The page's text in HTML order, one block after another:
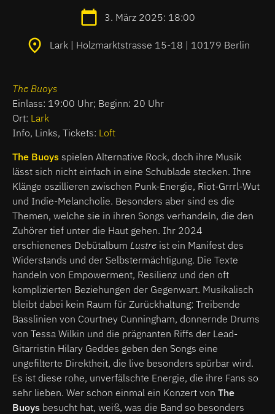
3. März 2025: 18:00
Lark | Holzmarktstrasse 15-18 | 10179 Berlin
The Buoys
Einlass: 19:00 Uhr; Beginn: 20 Uhr
Ort: Lark
Info, Links, Tickets: Loft
The Buoys spielen Alternative Rock, doch ihre Musik
lässt sich nicht einfach in eine Schublade stecken. Ihre
Klänge oszillieren zwischen Punk-Energie, Riot-Grrrl-Wut
und Indie-Melancholie. Besonders aber sind es die
Themen, welche sie in ihren Songs verhandeln, die den
Zuhörer tief unter die Haut gehen. Ihr 2024
erschienenes Debütalbum Lustre ist ein Manifest des
Widerstands und der Selbstermächtigung. Die Texte
handeln von Empowerment, Resilienz und den oft
komplizierten Beziehungen der Gegenwart. Musikalisch
bleibt dabei kein Raum für Zurückhaltung: Treibende
Basslinien von Courtney Cunningham, donnernde Drums
von Tessa Wilkin und die prägnanten Riffs der Lead-
Gitarristin Hilary Geddes geben den Songs eine
ungefilterte Direktheit, die live besonders spürbar wird.
Es ist diese rohe, unverfälschte Energie, die ihre Fans so
sehr lieben. Wer schon einmal ein Konzert von The
Buoys besucht hat, weiß, was die Band so besonders